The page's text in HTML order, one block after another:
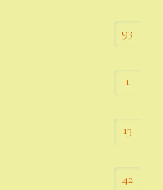
93
1
13
42